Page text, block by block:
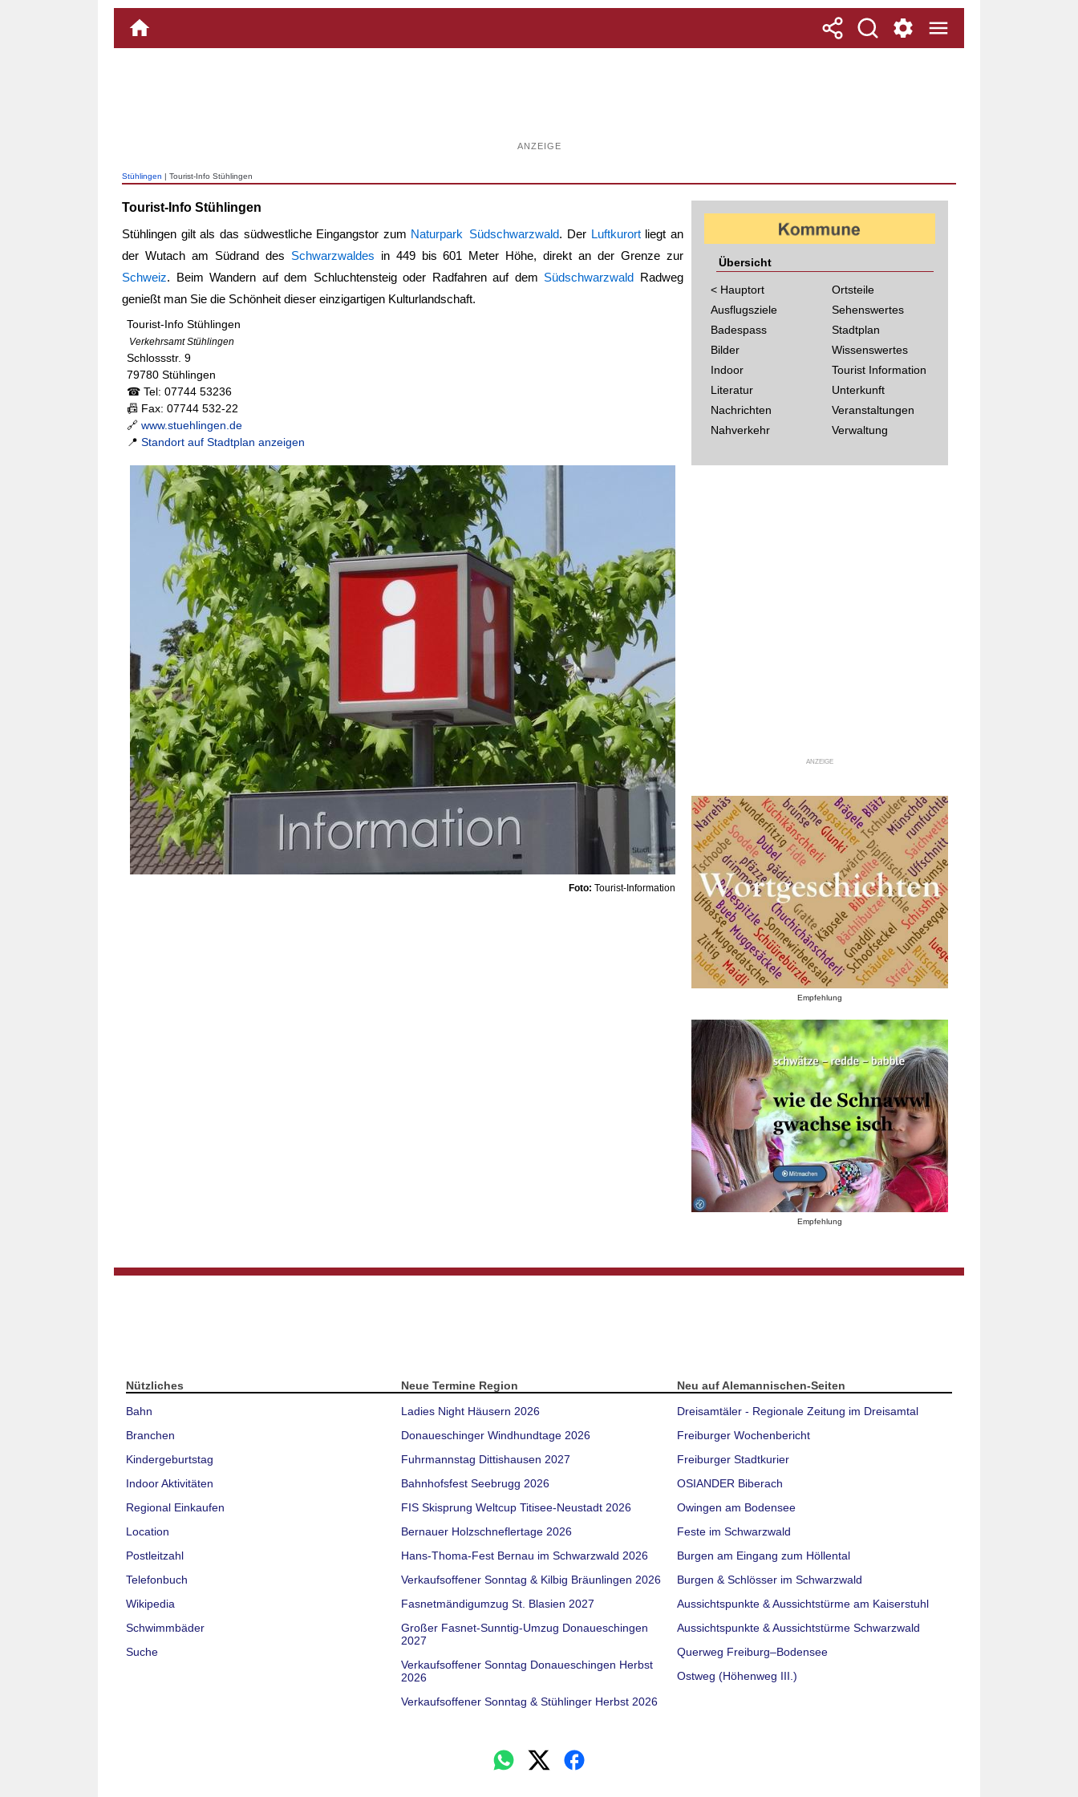
ANZEIGE
Stühlingen | Tourist-Info Stühlingen
Tourist-Info Stühlingen
Stühlingen gilt als das südwestliche Eingangstor zum Naturpark Südschwarzwald. Der Luftkurortliegt an
der Wutach am Südrand des Schwarzwaldes in 449 bis 601 Meter Höhe, direkt an der Grenze zur
Schweiz. Beim Wandern auf dem Schluchtensteig oder Radfahren auf dem Südschwarzwald Radweg
genießt man Sie die Schönheit dieser einzigartigen Kulturlandschaft.
Tourist-Info Stühlingen
Verkehrsamt Stühlingen
Schlossstr. 9
79780 Stühlingen
☎ Tel: 07744 53236
📠 Fax: 07744 532-22
🔗 www.stuehlingen.de
📍 Standort auf Stadtplan anzeigen
Foto: Tourist-Information
Übersicht
< Hauptort
Ausflugsziele
Badespass
Bilder
Indoor
Literatur
Nachrichten
Nahverkehr
Ortsteile
Sehenswertes
Stadtplan
Wissenswertes
Tourist Information
Unterkunft
Veranstaltungen
Verwaltung
ANZEIGE
Empfehlung
Empfehlung
Nützliches
Bahn
Branchen
Kindergeburtstag
Indoor Aktivitäten
Regional Einkaufen
Location
Postleitzahl
Telefonbuch
Wikipedia
Schwimmbäder
Suche
Neue Termine Region
Ladies Night Häusern 2026
Donaueschinger Windhundtage 2026
Fuhrmannstag Dittishausen 2027
Bahnhofsfest Seebrugg 2026
FIS Skisprung Weltcup Titisee-Neustadt 2026
Bernauer Holzschneflertage 2026
Hans-Thoma-Fest Bernau im Schwarzwald 2026
Verkaufsoffener Sonntag & Kilbig Bräunlingen 2026
Fasnetmändigumzug St. Blasien 2027
Großer Fasnet-Sunntig-Umzug Donaueschingen
2027
Verkaufsoffener Sonntag Donaueschingen Herbst
2026
Verkaufsoffener Sonntag & Stühlinger Herbst 2026
Neu auf Alemannischen-Seiten
Dreisamtäler - Regionale Zeitung im Dreisamtal
Freiburger Wochenbericht
Freiburger Stadtkurier
OSIANDER Biberach
Owingen am Bodensee
Feste im Schwarzwald
Burgen am Eingang zum Höllental
Burgen & Schlösser im Schwarzwald
Aussichtspunkte & Aussichtstürme am Kaiserstuhl
Aussichtspunkte & Aussichtstürme Schwarzwald
Querweg Freiburg–Bodensee
Ostweg (Höhenweg III.)